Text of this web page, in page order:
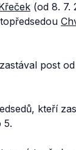
(od 8. 7.
zastával post od
kteří
5.